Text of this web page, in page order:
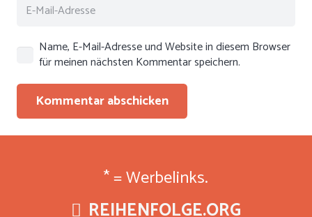
Name, E-Mail-Adresse und Website in diesem Browser
für meinen nächsten Kommentar speichern.
Kommentar abschicken
* = Werbelinks.
REIHENFOLGE.ORG